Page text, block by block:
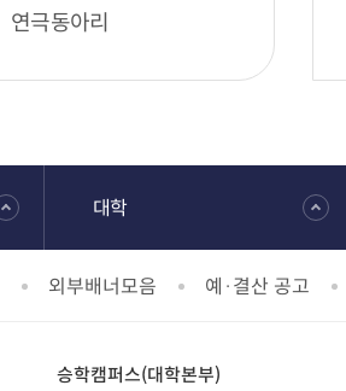
연극동아리
외부배너모음 예·결산 공고
대학
승학캠퍼스(대학본부)